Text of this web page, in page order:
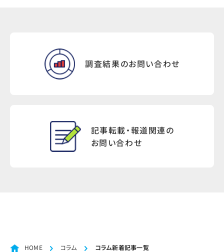
調査結果のお問い合わせ
記事転載・報道関連の
お問い合わせ
HOME コラム コラム新着記事一覧